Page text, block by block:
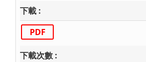
PDF